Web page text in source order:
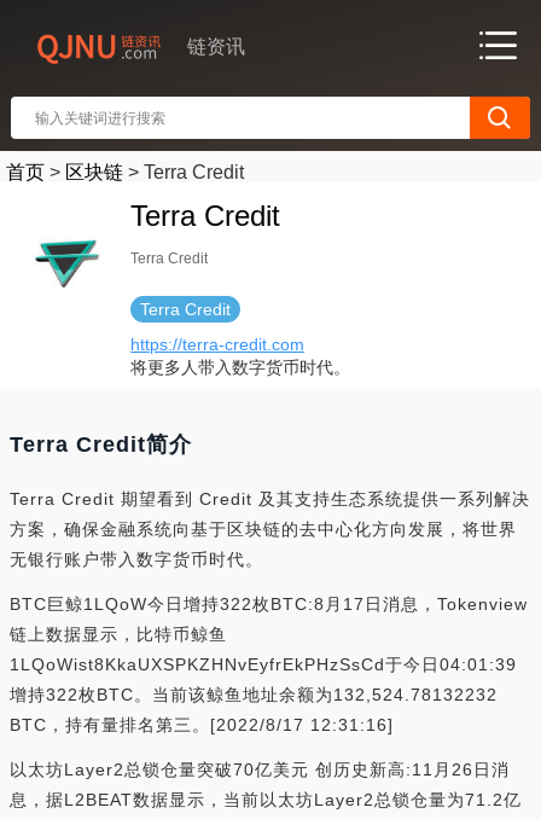
链资讯
首页 > 区块链 > Terra Credit
Terra Credit
Terra Credit
Terra Credit
https://terra-credit.com
将更多人带入数字货币时代。
Terra Credit简介
Terra Credit 期望看到 Credit 及其支持生态系统提供一系列解决
方案，确保金融系统向基于区块链的去中心化方向发展，将世界
无银行账户带入数字货币时代。
BTC巨鲸1LQoW今日增持322枚BTC:8月17日消息，Tokenview
链上数据显示，比特币鲸鱼
1LQoWist8KkaUXSPKZHNvEyfrEkPHzSsCd于今日04:01:39
增持322枚BTC。当前该鲸鱼地址余额为132,524.78132232
BTC，持有量排名第三。[2022/8/17 12:31:16]
以太坊Layer2总锁仓量突破70亿美元 创历史新高:11月26日消
息，据L2BEAT数据显示，当前以太坊Layer2总锁仓量为71.2亿